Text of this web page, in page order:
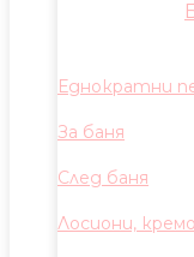
Еднократни
За баня
След баня
Лосиони,